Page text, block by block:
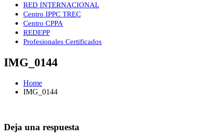
RED INTERNACIONAL
Centro IPPC TREC
Centro CPPA
REDEPP
Profesionales Certificados
IMG_0144
Home
IMG_0144
Deja una respuesta